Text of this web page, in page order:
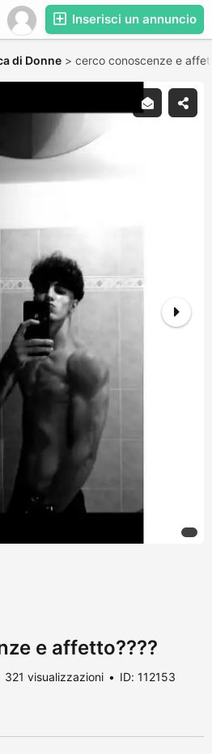
Inserisci un annuncio
di Donne > cerco conoscenze e
e affetto????
321 visualizzazioni ID: 112153